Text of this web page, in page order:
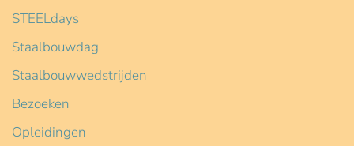
STEELdays
Staalbouwdag
Staalbouwwedstrijden
Bezoeken
Opleidingen